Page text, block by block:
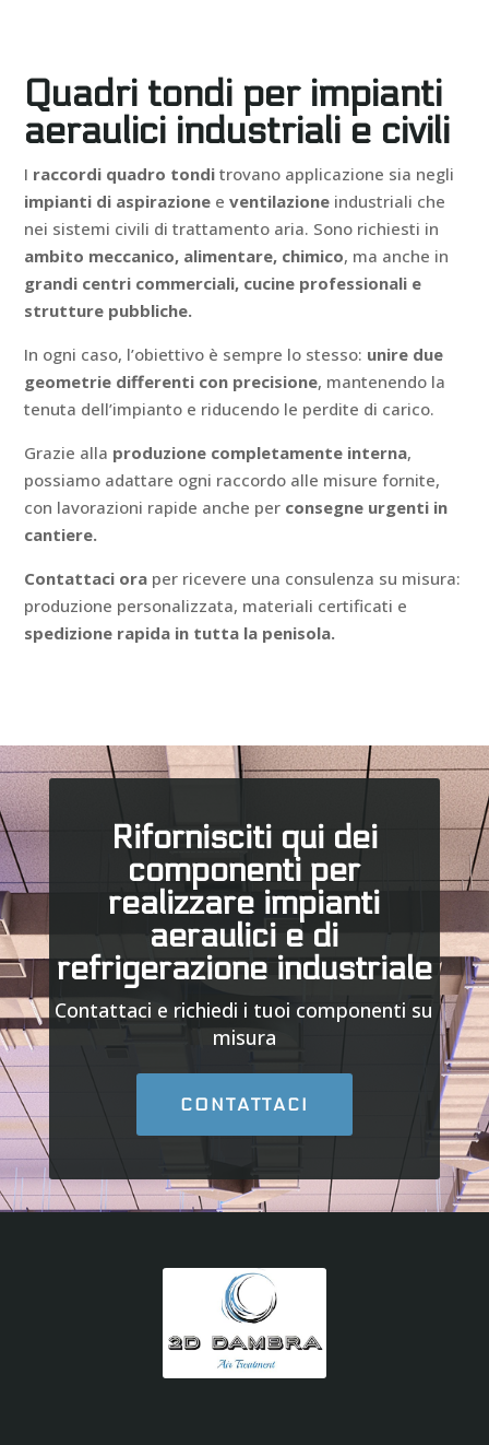
Quadri tondi per impianti
aeraulici industriali e civili
I raccordi quadro tondi trovano applicazione sia negli
impianti di aspirazione eventilazione industriali che
nei sistemi civili di trattamento aria. Sono richiesti in
ambito meccanico, alimentare, chimico, ma anche in
grandi centri commerciali, cucine professionali e
strutture pubbliche.
In ogni caso, l’obiettivo è sempre lo stesso: unire due
geometrie differenti con precisione, mantenendo la
tenuta dell’impianto e riducendo le perdite di carico.
Grazie alla produzione completamente interna,
possiamo adattare ogni raccordo alle misure fornite,
con lavorazioni rapide anche per consegne urgenti in
cantiere.
Contattaci ora per ricevere una consulenza su misura:
produzione personalizzata, materiali certificati e
spedizione rapida in tutta la penisola.
Rifornisciti qui dei
componenti per
realizzare impianti
aeraulici e di
refrigerazione industriale
Contattaci e richiedi i tuoi componenti su
misura
CONTATTACI